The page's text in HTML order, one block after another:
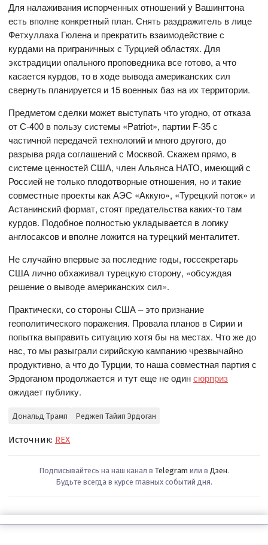
Для налаживания испорченных отношений у Вашингтона
есть вполне конкретный план. Снять раздражитель в лице
Фетхуллаха Гюлена и прекратить взаимодействие с
курдами на приграничных с Турцией областях. Для
экстрадиции опального проповедника все готово, а что
касается курдов, то в ходе вывода американских сил
свернуть планируется и 15 военных баз на их территории.
Предметом сделки может выступать что угодно, от отказа
от С-400 в пользу системы «Patriot», партии F-35 с
частичной передачей технологий и много другого, до
разрыва ряда соглашений с Москвой. Скажем прямо, в
системе ценностей США, член Альянса НАТО, имеющий с
Россией не только плодотворные отношения, но и такие
совместные проекты как АЭС «Аккую», «Турецкий поток» и
Астанинский формат, стоят предательства каких-то там
курдов. Подобное полностью укладывается в логику
англосаксов и вполне ложится на турецкий менталитет.
Не случайно впервые за последние годы, госсекретарь
США лично обхаживал турецкую сторону, «обсуждая
решение о выводе американских сил».
Практически, со стороны США – это признание
геополитического поражения. Провала планов в Сирии и
попытка выправить ситуацию хотя бы на местах. Что же до
нас, то мы разыграли сирийскую кампанию чрезвычайно
продуктивно, а что до Турции, то наша совместная партия с
Эрдоганом продолжается и тут еще не одинсюрприз
ожидает публику.
Дональд Трамп Реджеп Тайип Эрдоган
Источник: REX
Подписывайтесь на наш канал в Telegram или в Дзен.
Будьте всегда в курсе главных событий дня.